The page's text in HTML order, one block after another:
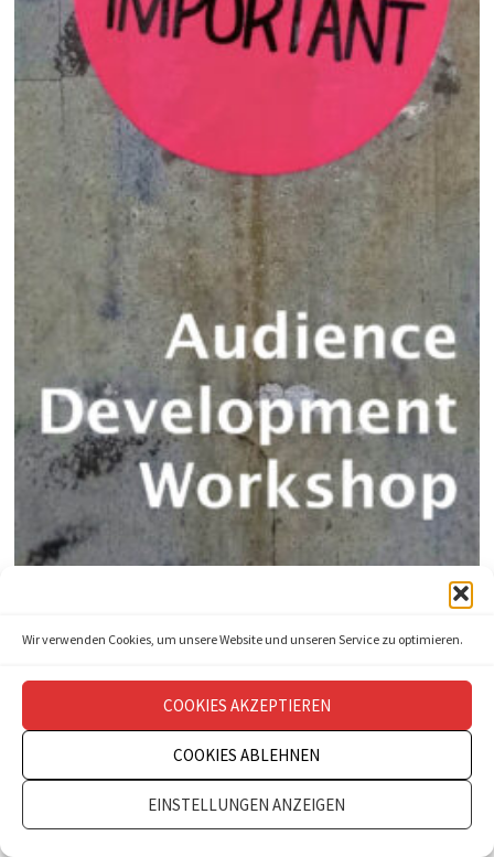
Wir verwenden Cookies, um unsere Website und unseren Service zu optimieren.
COOKIES AKZEPTIEREN
COOKIES ABLEHNEN
EINSTELLUNGEN ANZEIGEN